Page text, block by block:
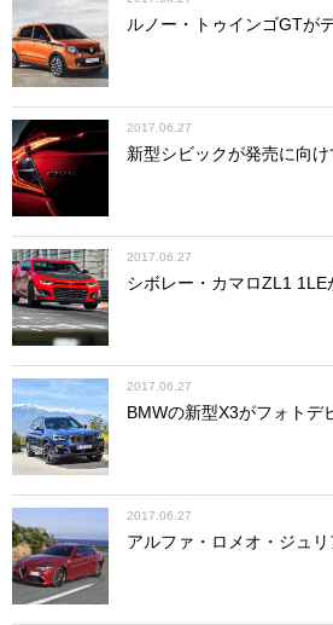
ルノー・トゥインゴGTが
2017.06.27
新型シビックが発売に向け
2017.06.27
シボレー・カマロZL1 1LE
2017.06.27
BMWの新型X3がフォトデ
2017.06.27
アルファ・ロメオ・ジュリ